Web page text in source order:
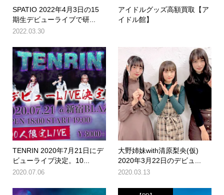
SPATIO 2022年4月3日の15
期生デビューライブで研...
2022.03.30
アイドルグッズ高額買取【ア
イドル館】
TENRIN 2020年7月21日にデ
ビューライブ決定。10...
2020.07.06
大野姉妹with清原梨央(仮)
2020年3月22日のデビュ...
2020.03.13